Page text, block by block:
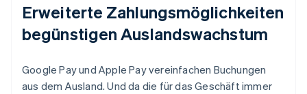
Erweiterte Zahlungsmöglichkeiten
begünstigen Auslandswachstum
Google Pay und Apple Pay vereinfachen Buchungen
aus dem Ausland. Und da die für das Geschäft immer